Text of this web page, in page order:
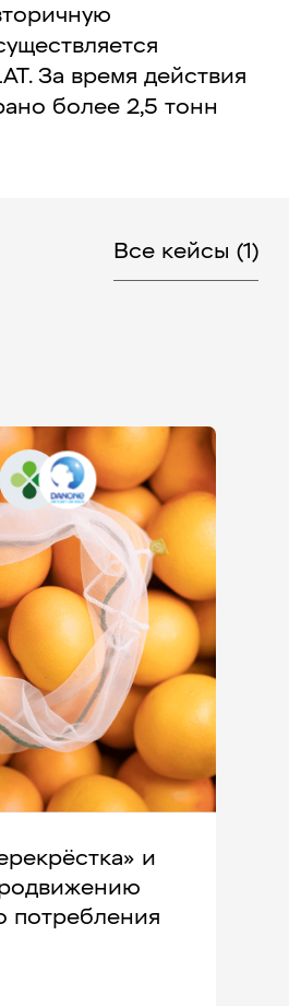
За время действия
более 2,5 тонн
Все кейсы (1)
и
потребления